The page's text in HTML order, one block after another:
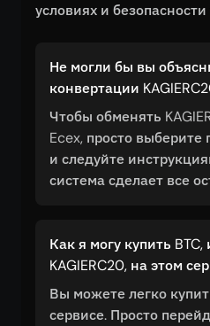
условиях и
Не могли бы вы
конвертации
Чтобы обменять
Ecex, просто выберите
и следуйте
система сделает все
Как я могу купить BTC,
KAGIERC20, на этом
Вы можете легко
сервисе. Просто